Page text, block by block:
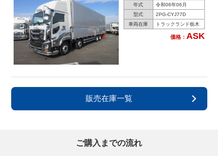
年式
令和06年06月
型式
2PG-CYJ77D
車両在庫
トラックランド栃木
価格： ASK
販売在庫一覧
ご購入までの流れ